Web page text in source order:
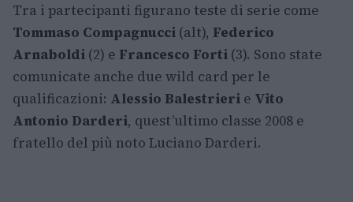
Tra i partecipanti figurano teste di serie come
Tommaso Compagnucci (alt), Federico
Arnaboldi (2) e Francesco Forti (3). Sono state
comunicate anche due wild card per le
qualificazioni: Alessio Balestrieri e Vito
Antonio Darderi, quest’ultimo classe 2008 e
fratello del più noto Luciano Darderi.